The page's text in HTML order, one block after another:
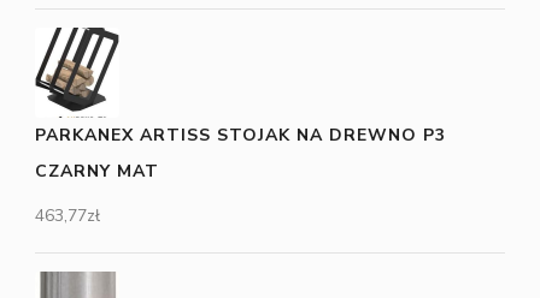
PARKANEX ARTISS STOJAK NA DREWNO P3
CZARNY MAT
463,77zł